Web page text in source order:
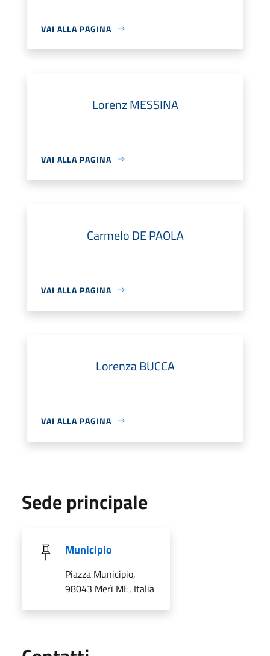
VAI ALLA PAGINA
Lorenz MESSINA
VAI ALLA PAGINA
Carmelo DE PAOLA
VAI ALLA PAGINA
Lorenza BUCCA
VAI ALLA PAGINA
Sede principale
Municipio
Piazza Municipio,
98043 Merì ME, Italia